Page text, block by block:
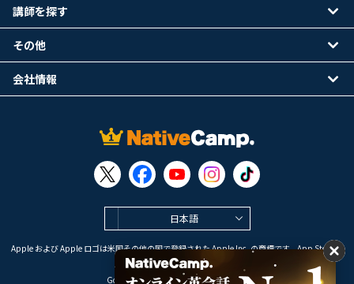
日本語
Apple および Apple ロゴは米国その他の国で登録された Apple Inc. の商標です。App Store は
Apple Inc. のサービスマークです。
Google Play は Google LLC の商標です。
講師を探す
その他
会社情報